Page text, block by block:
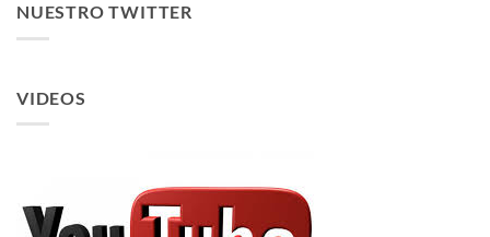
NUESTRO TWITTER
VIDEOS